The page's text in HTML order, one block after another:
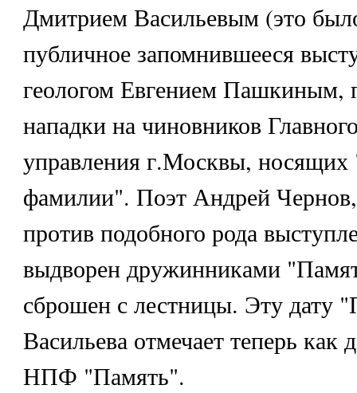
Дмитрием Васильевым (это
публичное запомнившееся
геологом Евгением Пашкиным,
нападки на чиновников
управления г.Москвы, носящих
фамилии". Поэт Андрей
против подобного рода
выдворен дружинниками
сброшен с лестницы. Эту дату
Васильева отмечает теперь как
НПФ "Память".